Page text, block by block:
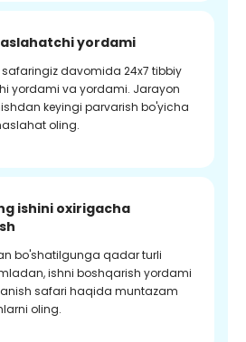
yordami
davomida 24x7 tibbiy
yordami va yordami. Jarayon
keyingi parvarish bo'yicha
oling.
ishini oxirigacha
bo'shatilgunga qadar turli
ishni boshqarish yordami
safari haqida muntazam
oling.